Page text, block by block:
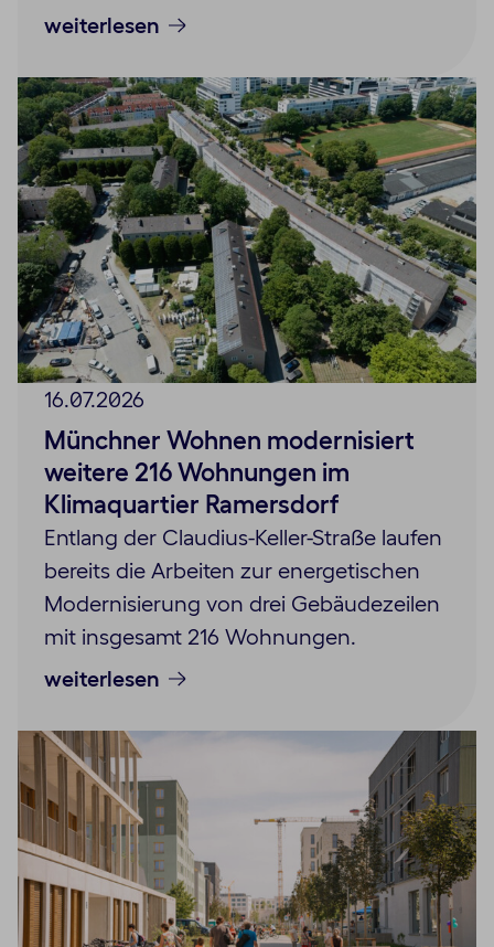
weiterlesen
Münchner Wohnen modernisiert
weitere 216 Wohnungen im
Klimaquartier Ramersdorf
16.07.2026
Entlang der Claudius-Keller-Straße laufen
bereits die Arbeiten zur energetischen
Modernisierung von drei Gebäudezeilen
mit insgesamt 216 Wohnungen.
weiterlesen